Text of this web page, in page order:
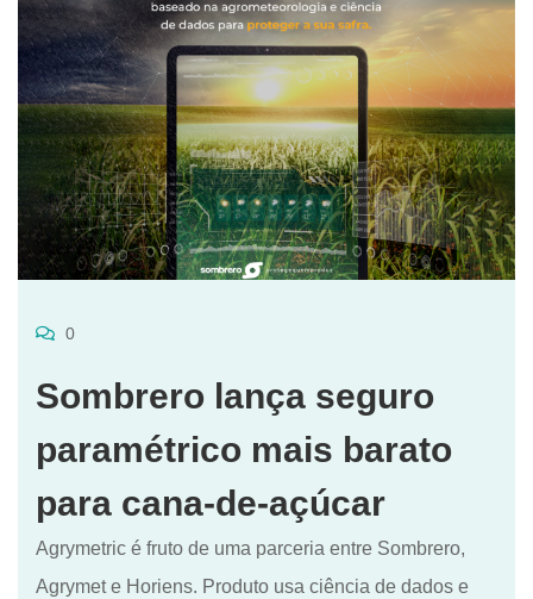
0
Sombrero lança seguro
paramétrico mais barato
para cana-de-açúcar
Agrymetric é fruto de uma parceria entre Sombrero,
Agrymet e Horiens. Produto usa ciência de dados e